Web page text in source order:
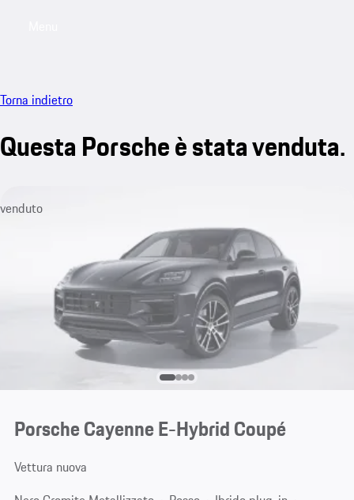
Torna indietro
Questa Porsche è stata venduta.
venduto
Porsche Cayenne E-Hybrid Coupé
Vettura nuova